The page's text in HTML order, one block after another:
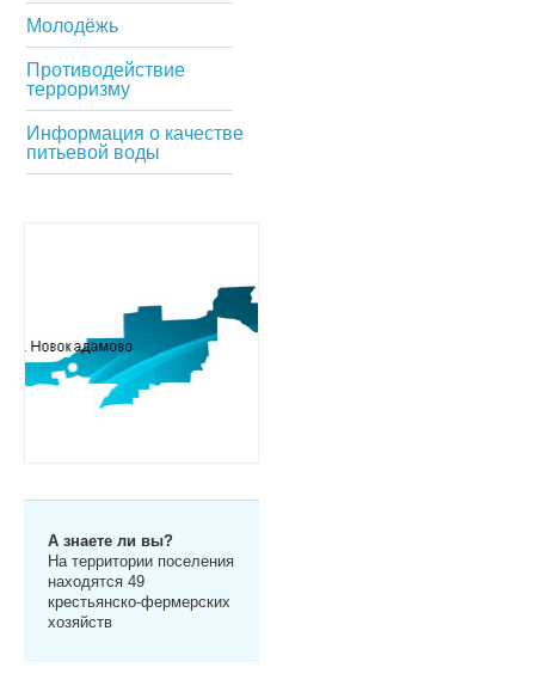
Молодёжь
Противодействие
терроризму
Информация о качестве
питьевой воды
А знаете ли вы?
На территории поселения
находятся 49
крестьянско-фермерских
хозяйств